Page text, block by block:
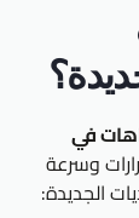
في
وسرعة
الجديدة: